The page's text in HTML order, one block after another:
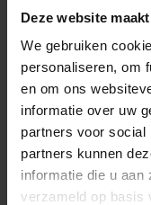
Deze website
We gebruiken
personaliseren, om
en om ons
informatie over uw
partners voor social
partners kunnen
informatie die u aan
verzameld op basis
Gewicht
Gemiddeld
Max trekgewicht
C02 uitstoot
Motorrijtuigen
Energielabel